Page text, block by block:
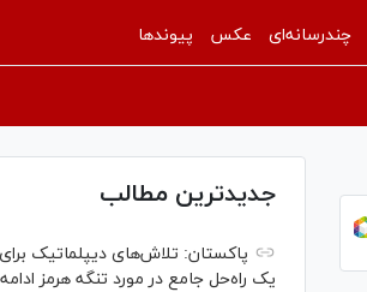
چندرسانه‌ای عکس پیوندها
جدیدترین مطالب
پاکستان: تلاش‌های دیپلماتیک
یک راه‌حل جامع در مورد تنگه هرمز ادامه